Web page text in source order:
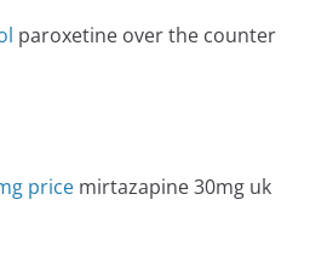
paroxetine over the counter
price mirtazapine 30mg uk